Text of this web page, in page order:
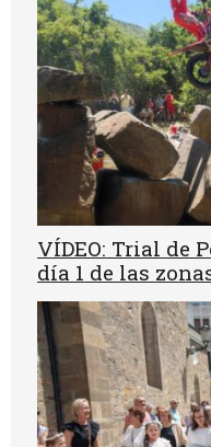
VÍDEO: Trial de
día 1 de las